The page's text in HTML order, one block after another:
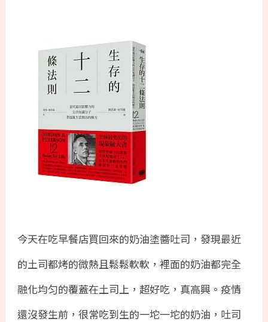
今天在吃早餐店買回來的奶油塗醬吐司，發現最近
的土司都烤的微熱且鬆鬆軟軟，裡面的奶油都完全
融化均匀的覆蓋在土司上，超好吃，真高興。疫情
還沒發生前，很常吃到生的一坨一坨的奶油，吐司